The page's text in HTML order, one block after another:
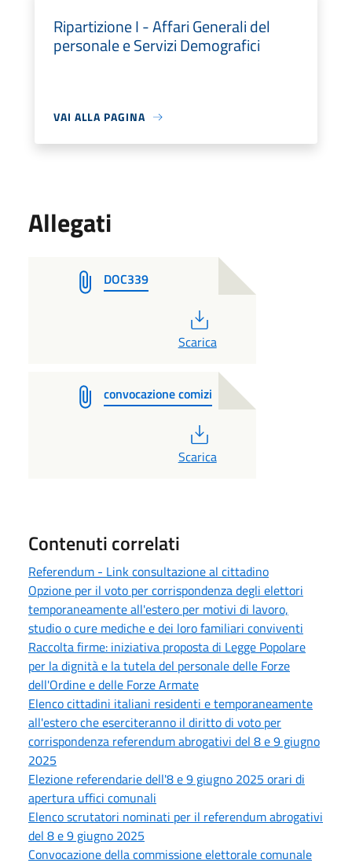
Ripartizione I - Affari Generali del
personale e Servizi Demografici
VAI ALLA PAGINA
Allegati
DOC339
Scarica
convocazione comizi
Scarica
Contenuti correlati
Referendum - Link consultazione al cittadino
Opzione per il voto per corrispondenza degli elettori
temporaneamente all'estero per motivi di lavoro,
studio o cure mediche e dei loro familiari conviventi
Raccolta firme: iniziativa proposta di Legge Popolare
per la dignità e la tutela del personale delle Forze
dell'Ordine e delle Forze Armate
Elenco cittadini italiani residenti e temporaneamente
all'estero che eserciteranno il diritto di voto per
corrispondenza referendum abrogativi del 8 e 9 giugno
2025
Elezione referendarie dell'8 e 9 giugno 2025 orari di
apertura uffici comunali
Elenco scrutatori nominati per il referendum abrogativi
del 8 e 9 giugno 2025
Convocazione della commissione elettorale comunale